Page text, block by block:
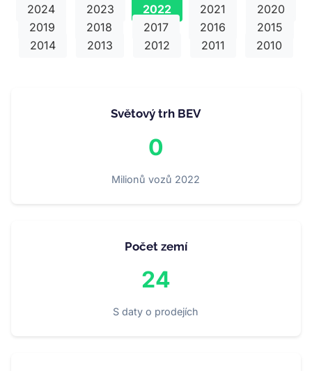
2024 2023 2022 2021
2020
2019
2018 2017 2016
2015
2014
2013 2012 2011 2010
Světový trh BEV
0
Milionů vozů 2022
Počet zemí
24
S daty o prodejích